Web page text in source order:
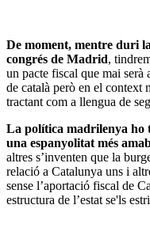
De moment, mentre duri
congrés de Madrid,
un pacte fiscal que mai serà
de català però en el context
tractant com a llengua de
La política madrilenya ho
una espanyolitat més
altres s’inventen que la
relació a Catalunya uns i
sense l’aportació fiscal de
estructura de l’estat se'ls